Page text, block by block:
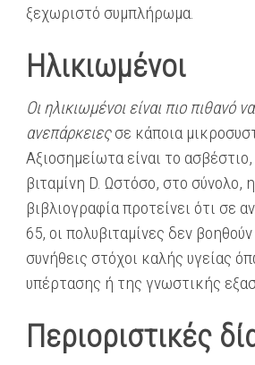
ξεχωριστό συμπλήρωμα.
Ηλικιωμένοι
Οι ηλικιωμένοι είναι πιο πιθανό
ανεπάρκειεςσε κάποια
Αξιοσημείωτα είναι το
βιταμίνη D. Ωστόσο, στο σύνολο,
βιβλιογραφία προτείνει ότι σε
65, οι πολυβιταμίνες δεν
συνήθεις στόχοι καλής υγείας
υπέρτασης ή της γνωστικής
Περιοριστικές